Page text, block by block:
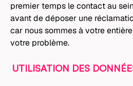
premier temps le contact au
avant de déposer une
car nous sommes à votre
votre problème.
UTILISATION DES